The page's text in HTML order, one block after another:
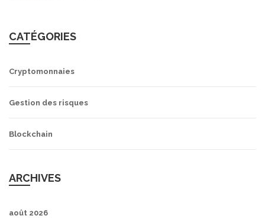
CATÉGORIES
Cryptomonnaies
Gestion des risques
Blockchain
ARCHIVES
août 2026